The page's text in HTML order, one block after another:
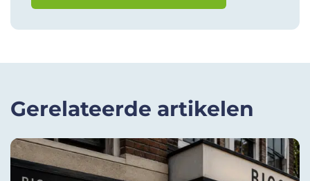
Gerelateerde artikelen